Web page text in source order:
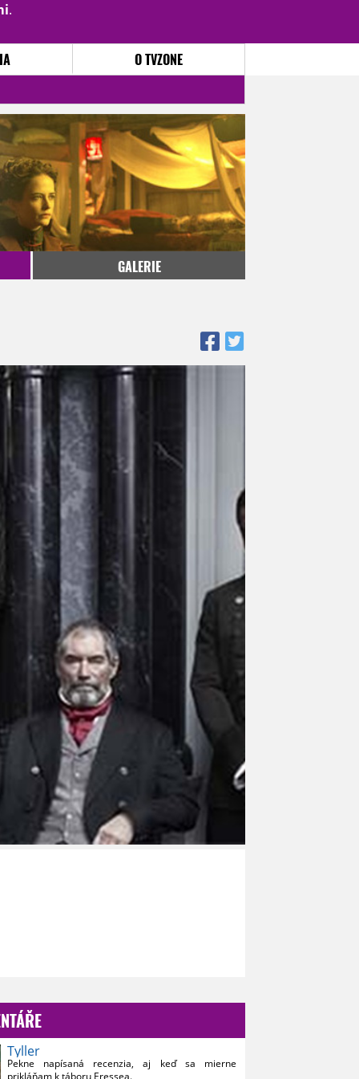
.
O TVZONE
GALERIE
Tyller
Pekne napísaná recenzia, aj keď sa mierne
prikláňam k táboru Eressea.